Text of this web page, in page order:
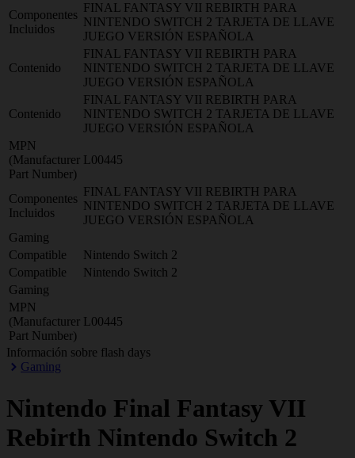
Componentes
Incluidos
FINAL FANTASY VII REBIRTH PARA
NINTENDO SWITCH 2 TARJETA DE LLAVE
JUEGO VERSIÓN ESPAÑOLA
Contenido
FINAL FANTASY VII REBIRTH PARA
NINTENDO SWITCH 2 TARJETA DE LLAVE
JUEGO VERSIÓN ESPAÑOLA
Contenido
FINAL FANTASY VII REBIRTH PARA
NINTENDO SWITCH 2 TARJETA DE LLAVE
JUEGO VERSIÓN ESPAÑOLA
MPN
(Manufacturer
Part Number)
L00445
Componentes
Incluidos
FINAL FANTASY VII REBIRTH PARA
NINTENDO SWITCH 2 TARJETA DE LLAVE
JUEGO VERSIÓN ESPAÑOLA
Gaming
Compatible
Nintendo Switch 2
Compatible
Nintendo Switch 2
Gaming
MPN
(Manufacturer
Part Number)
L00445
Información sobre flash days
Gaming
Nintendo Final Fantasy VII
Rebirth Nintendo Switch 2